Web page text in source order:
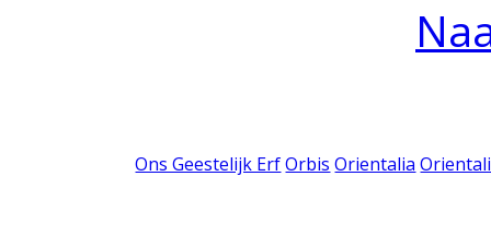
Ons Geestelijk Erf Orbis Orientalia